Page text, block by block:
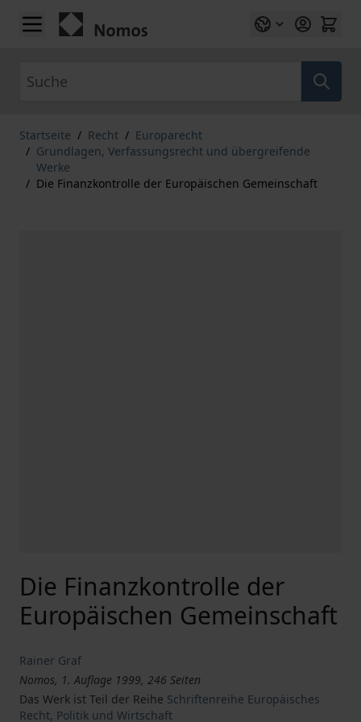
Zum Inhalt springen
Startseite / Recht / Europarecht
/ Grundlagen, Verfassungsrecht und übergreifende
Werke
/ Die Finanzkontrolle der Europäischen Gemeinschaft
Die Finanzkontrolle der
Europäischen Gemeinschaft
Rainer Graf
Nomos, 1. Auflage 1999, 246 Seiten
Das Werk ist Teil der Reihe Schriftenreihe Europäisches
Recht, Politik und Wirtschaft